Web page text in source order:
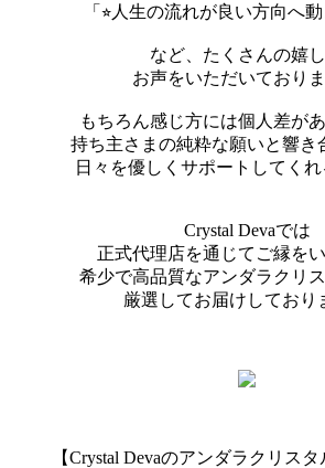
「⭐︎人生の流れが良い方向へ動
など、たくさんの嬉
お声をいただいており
もちろん感じ方には個人差があ
持ち主さまの純粋な願いと響き
日々を優しくサポートしてく
Crystal Devaでは
正式代理店を通じてご縁を
希少で高品質なアンダラクリ
厳選してお届けしており
【Crystal Devaのアンダラクリスタ